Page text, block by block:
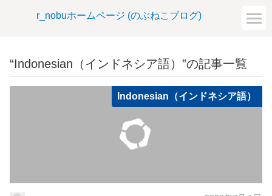
r_nobuホームページ (のぶねこブログ)
“Indonesian（インドネシア語）”の記事一覧
Indonesian（インドネシア語）